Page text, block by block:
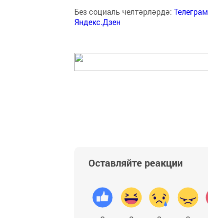
Без социаль челтәрләрдә: Телеграм
Яндекс.Дзен
Оставляйте реакции